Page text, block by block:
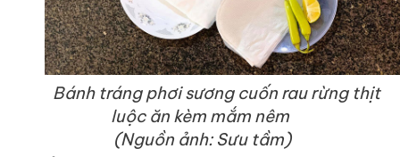
Bánh tráng phơi sương cuốn rau rừng thịt
luộc ăn kèm mắm nêm
(Nguồn ảnh: Sưu tầm)